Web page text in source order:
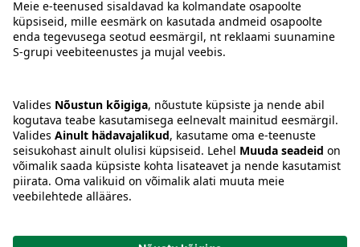
Tingimused
Keel:ETENRU